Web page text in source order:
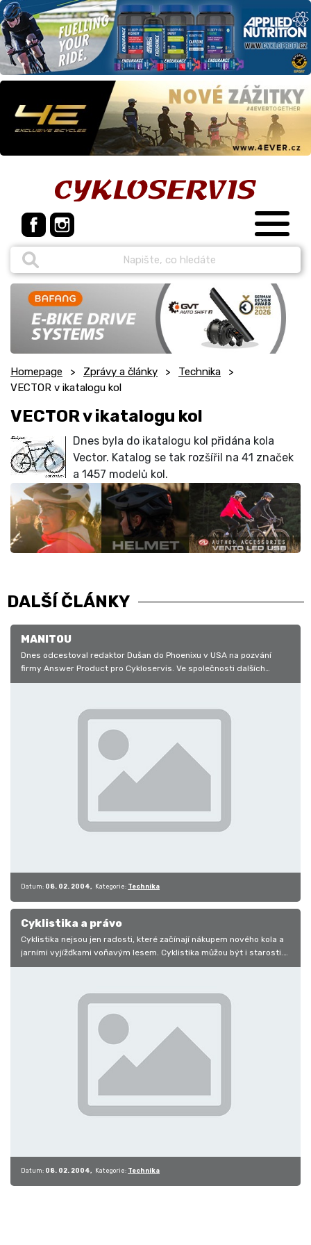
Homepage Zprávy a články
Technika
VECTOR v ikatalogu kol
VECTOR v ikatalogu kol
Dnes byla do ikatalogu kol přidána kola
Vector. Katalog se tak rozšířil na 41 značek
a 1457 modelů kol.
DALŠÍ ČLÁNKY
MANITOU
Dnes odcestoval redaktor Dušan do Phoenixu v USA na pozvání
firmy Answer Product pro Cykloservis. Ve společnosti dalších
redaktorů z…
Datum: 08. 02. 2004 Kategorie: Technika
Cyklistika a právo
Cyklistika nejsou jen radosti, které začínají nákupem nového kola a
jarními vyjížďkami voňavým lesem. Cyklistika můžou být i starosti.…
Datum: 08. 02. 2004 Kategorie: Technika